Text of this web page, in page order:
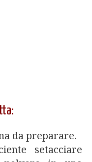
da preparare.
setacciare